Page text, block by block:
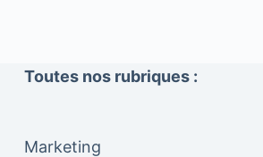
Toutes nos rubriques :
Marketing